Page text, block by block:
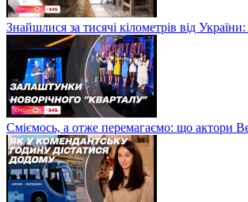
Знайшлися за тисячі кілометрів від
Сміємось, а отже перемагаємо: що актори